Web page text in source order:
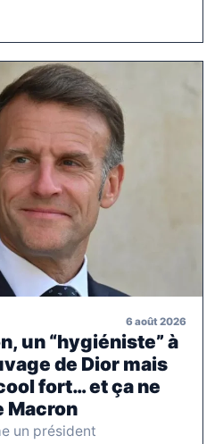
6 août 2026
un “hygiéniste” à
de Dior mais
fort… et ça ne
Macron
un président